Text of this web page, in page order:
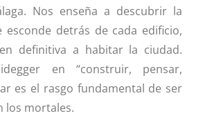
Nos enseña a descubrir la
esconde detrás de cada edificio,
definitiva a habitar la ciudad.
en “construir, pensar,
es el rasgo fundamental de ser
los mortales.